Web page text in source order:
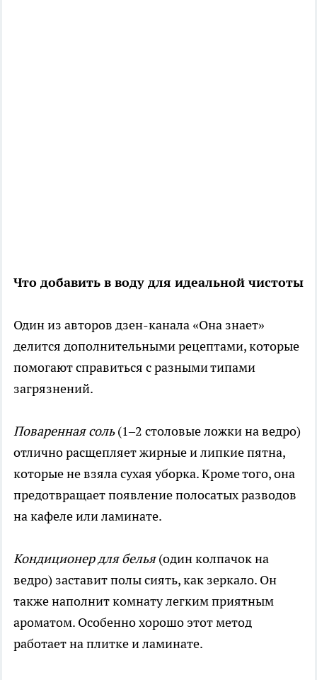
Что добавить в воду для идеальной чистоты
Один из авторов дзен-канала «Она знает»
делится дополнительными рецептами, которые
помогают справиться с разными типами
загрязнений.
Поваренная соль(1–2 столовые ложки на ведро)
отлично расщепляет жирные и липкие пятна,
которые не взяла сухая уборка. Кроме того, она
предотвращает появление полосатых разводов
на кафеле или ламинате.
Кондиционер для белья(один колпачок на
ведро) заставит полы сиять, как зеркало. Он
также наполнит комнату легким приятным
ароматом. Особенно хорошо этот метод
работает на плитке и ламинате.